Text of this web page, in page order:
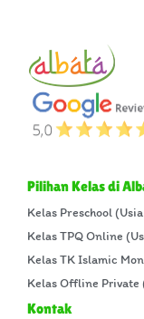
Pilihan Kelas di
Kelas Preschool
Kelas TPQ Online
Kelas TK Islamic
Kelas Offline Private
Kontak